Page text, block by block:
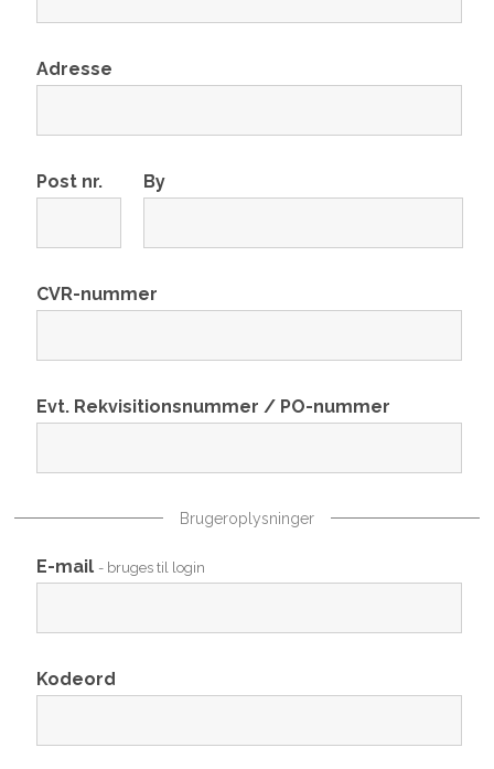
Adresse
Post nr. By
CVR-nummer
Evt. Rekvisitionsnummer / PO-nummer
Brugeroplysninger
E-mail - bruges til login
Kodeord